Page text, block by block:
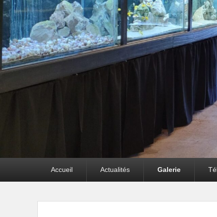
Accueil Actualités Galerie